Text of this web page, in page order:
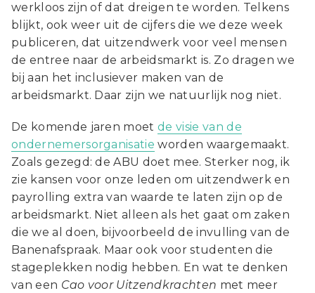
werkloos zijn of dat dreigen te worden. Telkens
blijkt, ook weer uit de cijfers die we deze week
publiceren, dat uitzendwerk voor veel mensen
de entree naar de arbeidsmarkt is. Zo dragen we
bij aan het inclusiever maken van de
arbeidsmarkt. Daar zijn we natuurlijk nog niet.
De komende jaren moetde visie van de
ondernemersorganisatie worden waargemaakt.
Zoals gezegd: de ABU doet mee. Sterker nog, ik
zie kansen voor onze leden om uitzendwerk en
payrolling extra van waarde te laten zijn op de
arbeidsmarkt. Niet alleen als het gaat om zaken
die we al doen, bijvoorbeeld de invulling van de
Banenafspraak. Maar ook voor studenten die
stageplekken nodig hebben. En wat te denken
van een Cao voor Uitzendkrachten met meer